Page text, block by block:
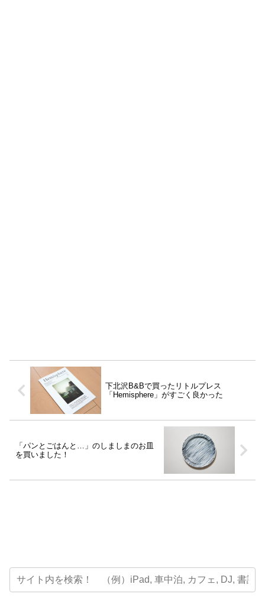
下北沢B&Bで買ったリトルプレス
「Hemisphere」がすごく良かった
「パンとごはんと…」のしましまのお皿
を買いました！